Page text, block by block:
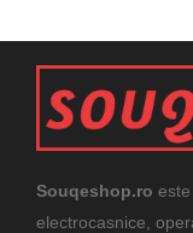
Souqeshop.ro
electrocasnice,